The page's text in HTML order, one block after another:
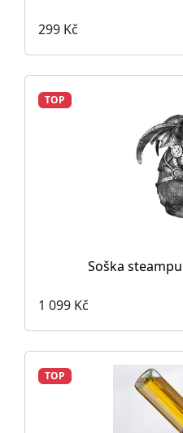
299 Kč
TOP
Soška
1 099 Kč
TOP